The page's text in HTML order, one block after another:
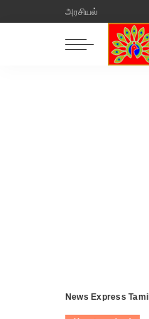
அரசியல்
News Express Tamil